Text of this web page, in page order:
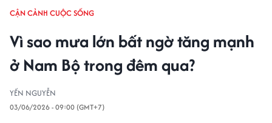
CẬN CẢNH CUỘC SỐNG
Vì sao mưa lớn bất ngờ tăng mạnh
ở Nam Bộ trong đêm qua?
YẾN NGUYỄN
03/06/2026 - 09:00 (GMT+7)